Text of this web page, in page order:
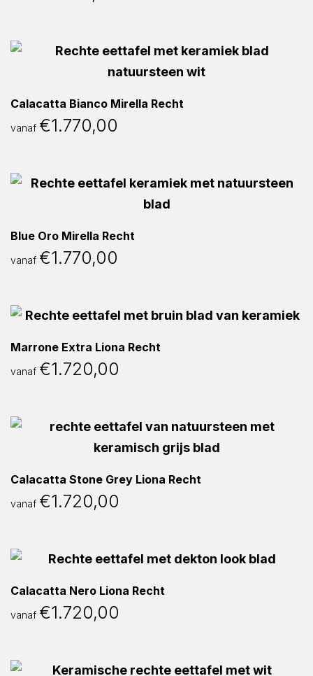
Calacatta Bianco Mirella Recht
vanaf €1.770,00
Blue Oro Mirella Recht
vanaf €1.770,00
Marrone Extra Liona Recht
vanaf €1.720,00
Calacatta Stone Grey Liona Recht
vanaf €1.720,00
Calacatta Nero Liona Recht
vanaf €1.720,00